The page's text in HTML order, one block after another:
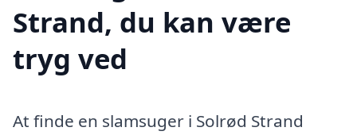
Strand, du kan være
tryg ved
At finde en slamsuger i Solrød Strand